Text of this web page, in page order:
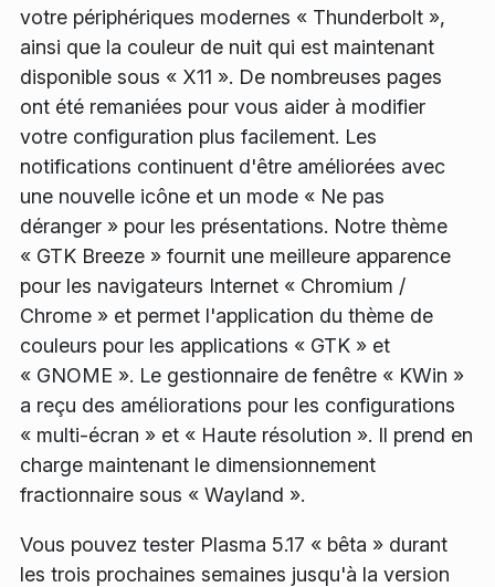
votre périphériques modernes « Thunderbolt »,
ainsi que la couleur de nuit qui est maintenant
disponible sous « X11 ». De nombreuses pages
ont été remaniées pour vous aider à modifier
votre configuration plus facilement. Les
notifications continuent d'être améliorées avec
une nouvelle icône et un mode « Ne pas
déranger » pour les présentations. Notre thème
« GTK Breeze » fournit une meilleure apparence
pour les navigateurs Internet « Chromium /
Chrome » et permet l'application du thème de
couleurs pour les applications « GTK » et
« GNOME ». Le gestionnaire de fenêtre « KWin »
a reçu des améliorations pour les configurations
« multi-écran » et « Haute résolution ». Il prend en
charge maintenant le dimensionnement
fractionnaire sous « Wayland ».
Vous pouvez tester Plasma 5.17 « bêta » durant
les trois prochaines semaines jusqu'à la version